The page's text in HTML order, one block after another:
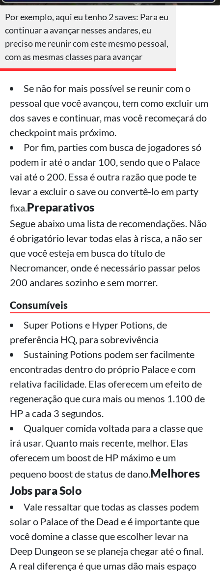
Por exemplo, aqui eu tenho 2 saves: Para eu
continuar a avançar nesses andares, eu
preciso me reunir com este mesmo pessoal,
com as mesmas classes para avançar
Se não for mais possível se reunir com o
pessoal que você avançou, tem como excluir um
dos saves e continuar, mas você recomeçará do
checkpoint mais próximo.
Por fim, parties com busca de jogadores só
podem ir até o andar 100, sendo que o Palace
vai até o 200. Essa é outra razão que pode te
levar a excluir o save ou convertê-lo em party
fixa. Preparativos
Segue abaixo uma lista de recomendações. Não
é obrigatório levar todas elas à risca, a não ser
que você esteja em busca do título de
Necromancer, onde é necessário passar pelos
200 andares sozinho e sem morrer.
Consumíveis
Super Potions e Hyper Potions, de
preferência HQ, para sobrevivência
Sustaining Potions podem ser facilmente
encontradas dentro do próprio Palace e com
relativa facilidade. Elas oferecem um efeito de
regeneração que cura mais ou menos 1.100 de
HP a cada 3 segundos.
Qualquer comida voltada para a classe que
irá usar. Quanto mais recente, melhor. Elas
oferecem um boost de HP máximo e um
pequeno boost de status de dano. Melhores
Jobs para Solo
Vale ressaltar que todas as classes podem
solar o Palace of the Dead e é importante que
você domine a classe que escolher levar na
Deep Dungeon se se planeja chegar até o final.
A real diferença é que umas dão mais espaço